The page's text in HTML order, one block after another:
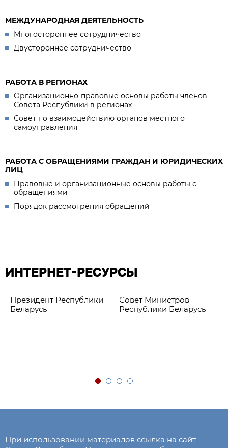
МЕЖДУНАРОДНАЯ ДЕЯТЕЛЬНОСТЬ
Многостороннее сотрудничество
Двустороннее сотрудничество
РАБОТА В РЕГИОНАХ
Организационно-правовые основы работы членов
Совета Республики в регионах
Совет по взаимодействию органов местного
самоуправления
РАБОТА С ОБРАЩЕНИЯМИ ГРАЖДАН И ЮРИДИЧЕСКИХ
ЛИЦ
Правовые и организационные основы работы с
обращениями
Порядок рассмотрения обращений
ИНТЕРНЕТ-РЕСУРСЫ
Президент Республики
Беларусь
Совет Министров
Республики Беларусь
При использовании материалов ссылка на сайт